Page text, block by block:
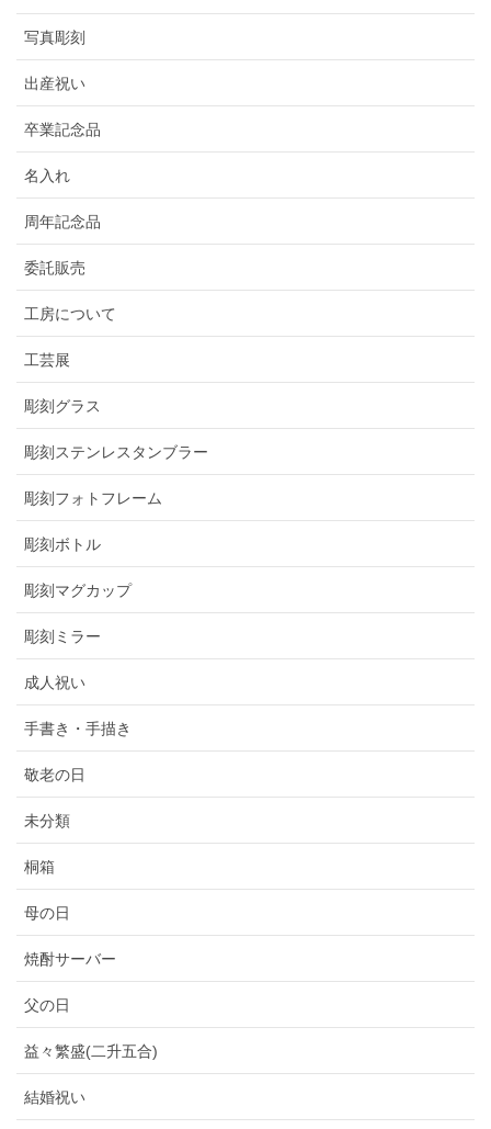
写真彫刻
出産祝い
卒業記念品
名入れ
周年記念品
委託販売
工房について
工芸展
彫刻グラス
彫刻ステンレスタンブラー
彫刻フォトフレーム
彫刻ボトル
彫刻マグカップ
彫刻ミラー
成人祝い
手書き・手描き
敬老の日
未分類
桐箱
母の日
焼酎サーバー
父の日
益々繁盛(二升五合)
結婚祝い